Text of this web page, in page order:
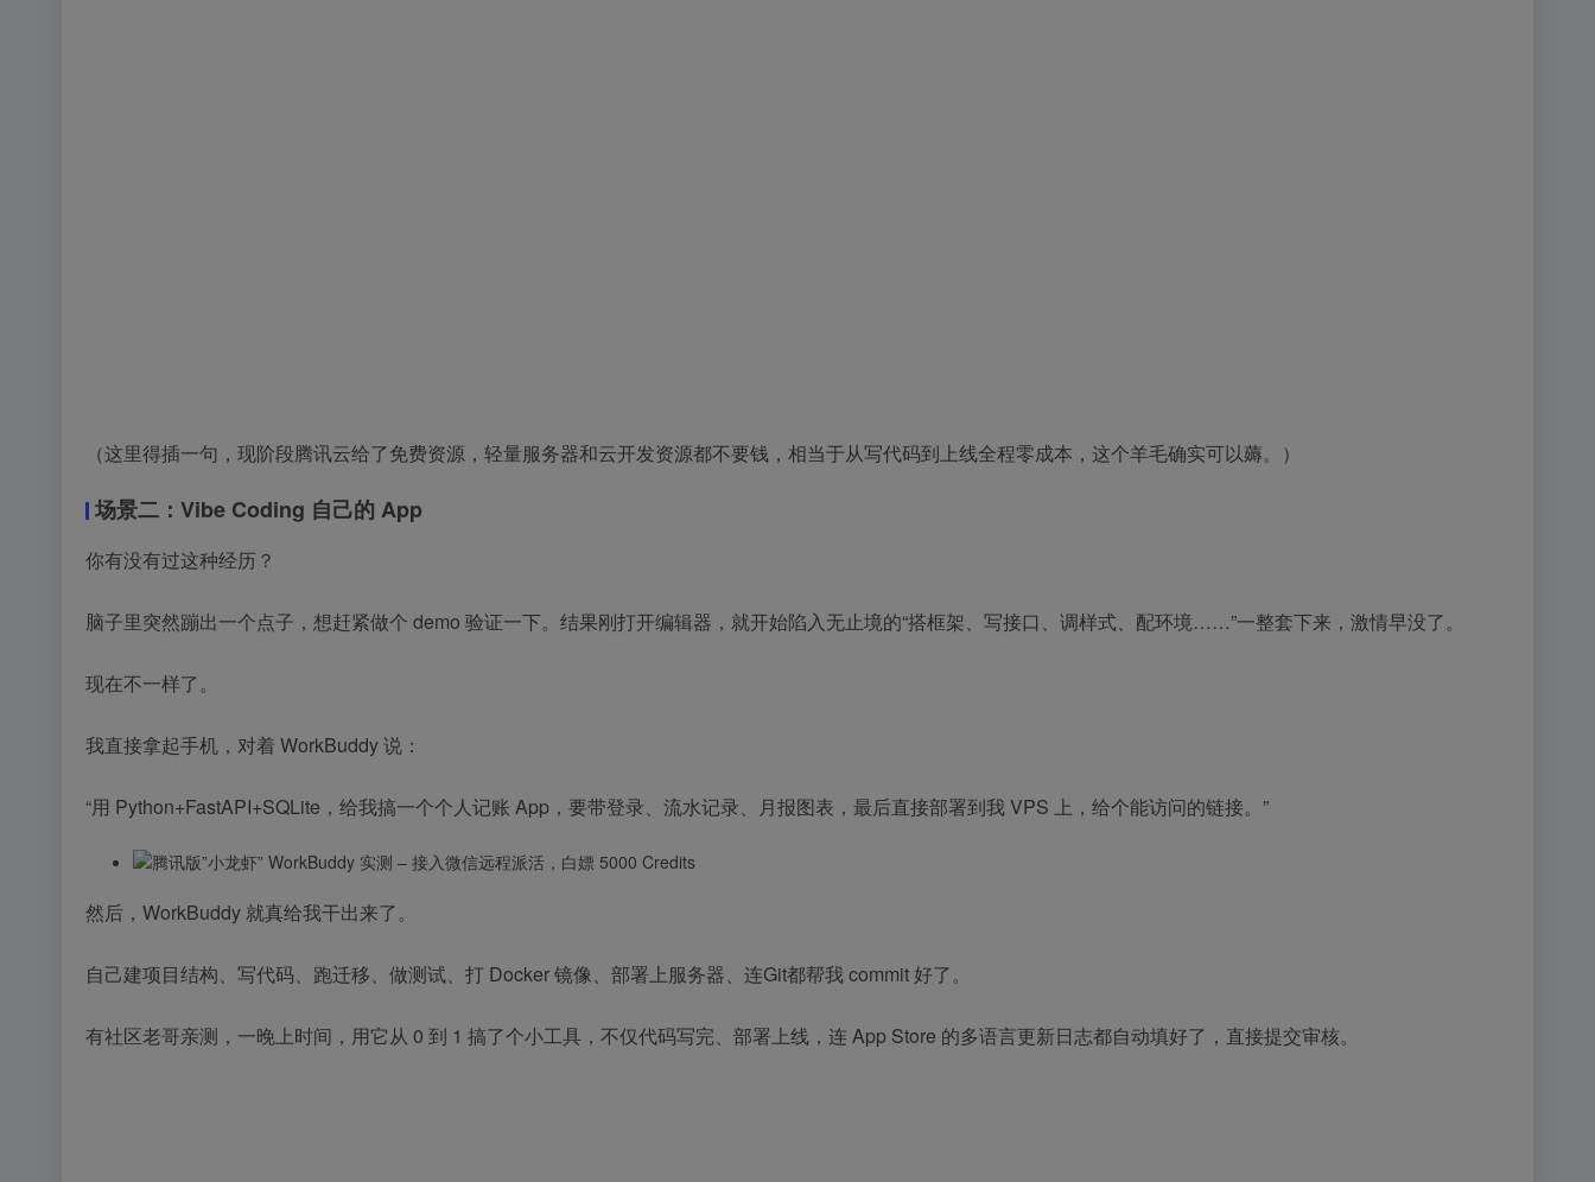
（这里得插一句，现阶段腾讯云给了免费资源，轻量服务器和云开发资源都不要钱，相当于从写代码到上线全程零成本，这个羊毛确实可以薅。）
场景二：Vibe Coding 自己的 App
你有没有过这种经历？
脑子里突然蹦出一个点子，想赶紧做个 demo 验证一下。结果刚打开编辑器，就开始陷入无止境的“搭框架、写接口、调样式、配环境……”一整套下来，激情早没了。
现在不一样了。
我直接拿起手机，对着 WorkBuddy 说：
“用 Python+FastAPI+SQLite，给我搞一个个人记账 App，要带登录、流水记录、月报图表，最后直接部署到我 VPS 上，给个能访问的链接。”
然后，WorkBuddy 就真给我干出来了。
自己建项目结构、写代码、跑迁移、做测试、打 Docker 镜像、部署上服务器、连Git都帮我 commit 好了。
有社区老哥亲测，一晚上时间，用它从 0 到 1 搞了个小工具，不仅代码写完、部署上线，连 App Store 的多语言更新日志都自动填好了，直接提交审核。